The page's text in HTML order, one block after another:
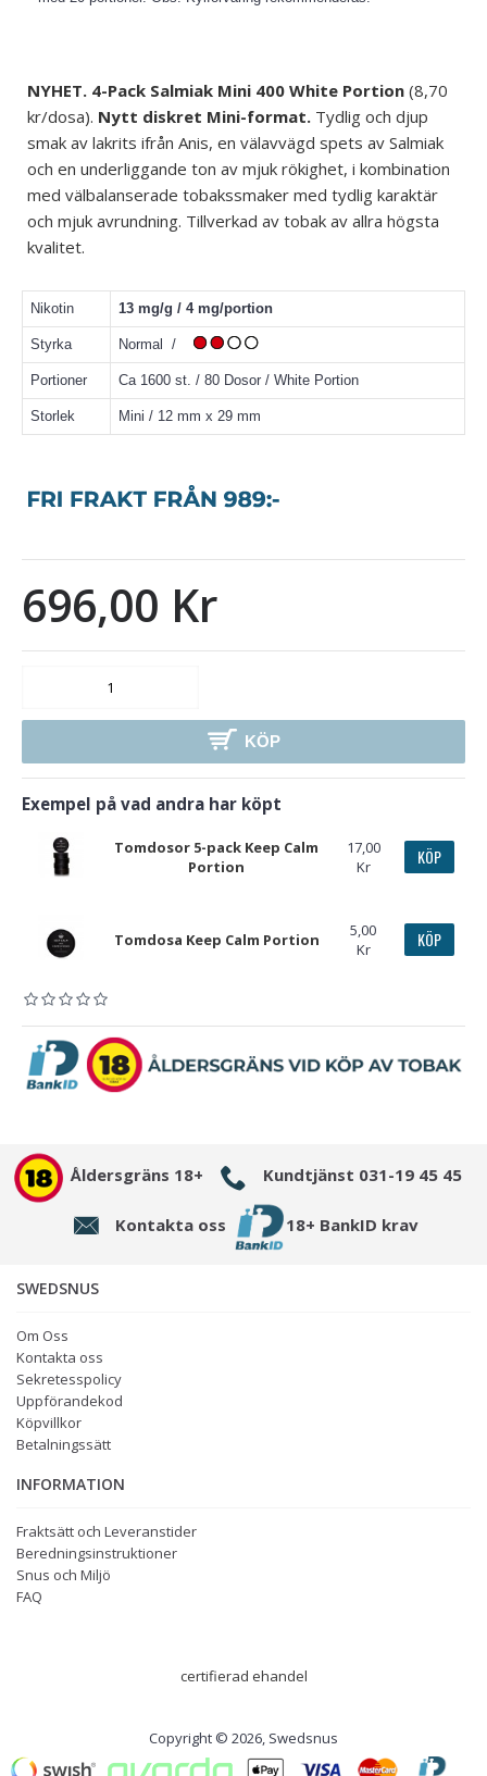
NYHET. 4-Pack Salmiak Mini 400 White Portion (8,70
kr/dosa). Nytt diskret Mini-format. Tydlig och djup
smak av lakrits ifrån Anis, en välavvägd spets av Salmiak
och en underliggande ton av mjuk rökighet, i kombination
med välbalanserade tobakssmaker med tydlig karaktär
och mjuk avrundning. Tillverkad av tobak av allra högsta
kvalitet.
Nikotin 13 mg/g / 4 mg/portion
Styrka Normal /
Portioner Ca 1600 st. / 80 Dosor / White Portion
Storlek Mini / 12 mm x 29 mm
696,00 Kr
KÖP
Exempel på vad andra har köpt
Tomdosor 5-pack Keep Calm
Portion
17,00
Kr
KÖP
Tomdosa Keep Calm Portion
5,00
Kr
KÖP
Åldersgräns 18+ Kundtjänst 031-19 45 45
Kontakta oss 18+ BankID krav
SWEDSNUS
Om Oss
Kontakta oss
Sekretesspolicy
Uppförandekod
Köpvillkor
Betalningssätt
INFORMATION
Fraktsätt och Leveranstider
Beredningsinstruktioner
Snus och Miljö
FAQ
certifierad ehandel
Copyright © 2026, Swedsnus